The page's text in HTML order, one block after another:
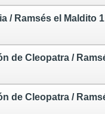
/ Ramsés el Maldito 1